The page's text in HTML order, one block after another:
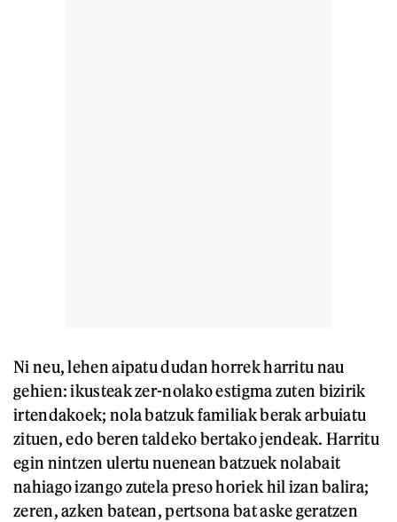
Ni neu, lehen aipatu dudan horrek harritu nau
gehien: ikusteak zer-nolako estigma zuten bizirik
irtendakoek; nola batzuk familiak berak arbuiatu
zituen, edo beren taldeko bertako jendeak. Harritu
egin nintzen ulertu nuenean batzuek nolabait
nahiago izango zutela preso horiek hil izan balira;
zeren, azken batean, pertsona bat aske geratzen